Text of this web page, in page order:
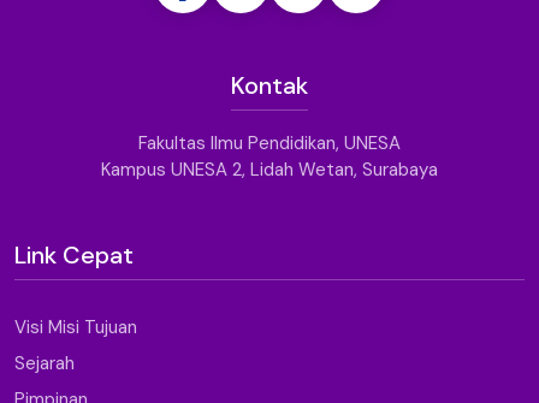
Kontak
Fakultas Ilmu Pendidikan, UNESA
Kampus UNESA 2, Lidah Wetan, Surabaya
Link Cepat
Visi Misi Tujuan
Sejarah